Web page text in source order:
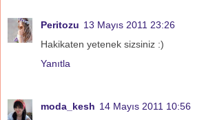
Peritozu 13 Mayıs 2011 23:26
Hakikaten yetenek sizsiniz :)
Yanıtla
moda_kesh 14 Mayıs 2011 10:56